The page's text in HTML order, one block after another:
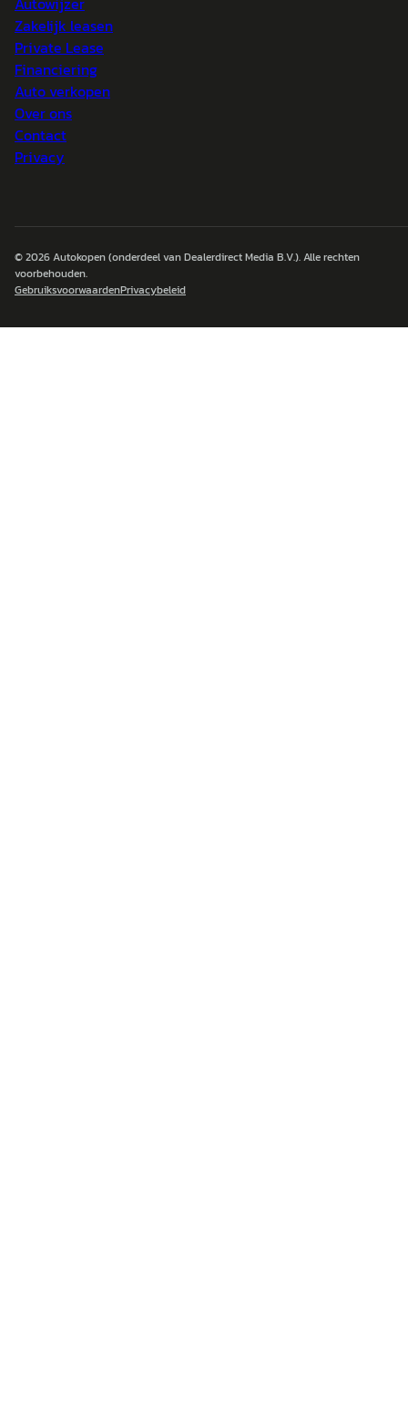
Zakelijk leasen
Private Lease
Financiering
Auto verkopen
Over ons
Contact
Privacy
© 2026Autokopen(onderdeel van Dealerdirect Media B.V.). Alle rechten
voorbehouden.
GebruiksvoorwaardenPrivacybeleid